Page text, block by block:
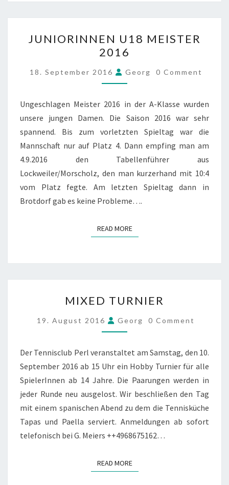
U18
MEISTER
2016
JUNIORINNEN U18 MEISTER
2016
18. September 2016 Georg COMMENTS
0 Comment
Ungeschlagen Meister 2016 in der A-Klasse wurden
unsere jungen Damen. Die Saison 2016 war sehr
spannend. Bis zum vorletzten Spieltag war die
Mannschaft nur auf Platz 4. Dann empfing man am
4.9.2016 den Tabellenführer aus
Lockweiler/Morscholz, den man kurzerhand mit 10:4
vom Platz fegte. Am letzten Spieltag dann in
Brotdorf gab es keine Probleme….
READ MOREREAD MORE
TURNIER
MIXED TURNIER
19. August 2016 Georg COMMENTS
0 Comment
Der Tennisclub Perl veranstaltet am Samstag, den 10.
September 2016 ab 15 Uhr ein Hobby Turnier für alle
SpielerInnen ab 14 Jahre. Die Paarungen werden in
jeder Runde neu ausgelost. Wir beschließen den Tag
mit einem spanischen Abend zu dem die Tennisküche
Tapas und Paella serviert. Anmeldungen ab sofort
telefonisch bei G. Meiers ++4968675162…
READ MOREREAD MORE